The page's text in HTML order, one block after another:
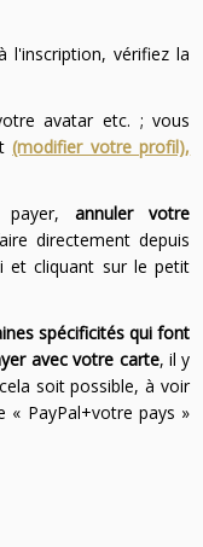
l'inscription, vérifiez la
avatar etc. ; vous
(modifier votre profil),
payer,annuler votre
directement depuis
et cliquant sur le petit
spécificités qui font
avec votre carte, il y
soit possible, à voir
« PayPal+votre pays »